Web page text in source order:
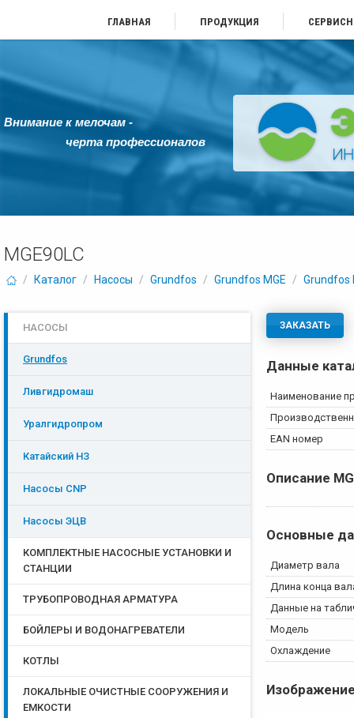
ГЛАВНАЯ ПРОДУКЦИЯ
Внимание к мелочам -
черта профессионалов
MGE90LC
/ Каталог / Насосы / Grundfos / Grundfos MGE / Grundfos
ЗАКАЗАТЬ
Данные
Наименование
EAN номер
Описание
Основные
Диаметр вала
Длина конца
Данные на
Модель
Охлаждение
НАСОСЫ
Grundfos
Ливгидромаш
Уралгидропром
Катайский НЗ
Насосы CNP
Насосы ЭЦB
КОМПЛЕКТНЫЕ НАСОСНЫЕ УСТАНОВКИ И
СТАНЦИИ
ТРУБОПРОВОДНАЯ АРМАТУРА
БОЙЛЕРЫ И ВОДОНАГРЕВАТЕЛИ
КОТЛЫ
ЛОКАЛЬНЫЕ ОЧИСТНЫЕ СООРУЖЕНИЯ И
ЕМКОСТИ